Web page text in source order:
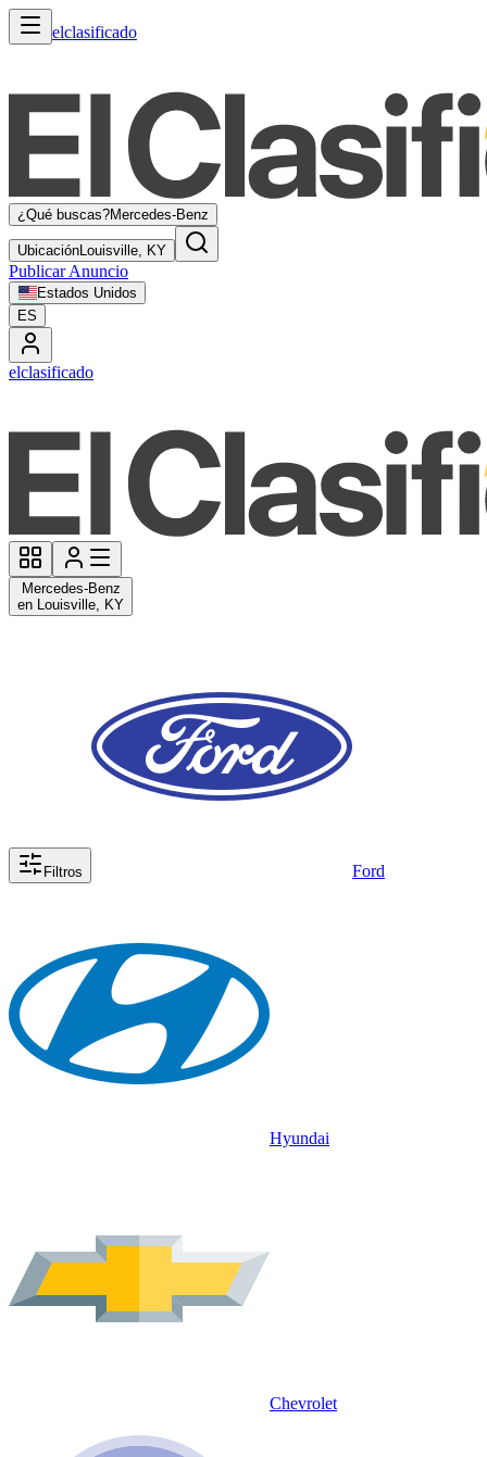
elclasificado
¿Qué buscas?Mercedes-Benz
UbicaciónLouisville, KY
Publicar Anuncio
Estados Unidos
ES
elclasificado
Mercedes-Benz
en Louisville, KY
Filtros Ford
Hyundai
Chevrolet